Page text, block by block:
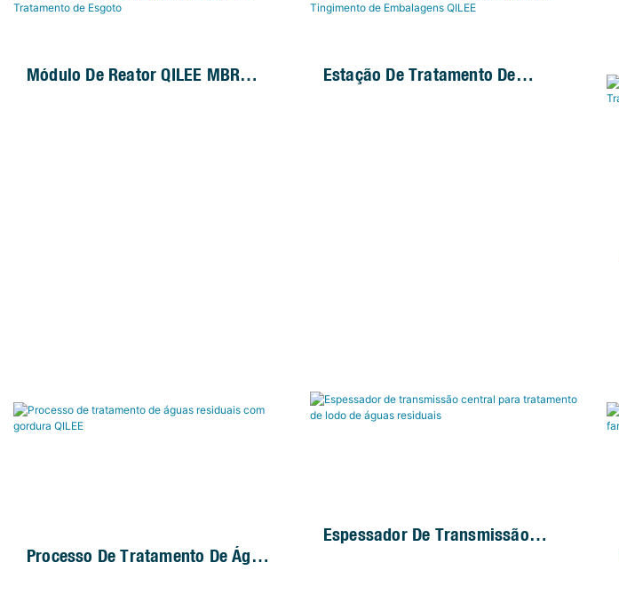
Módulo De Reator QILEE MBR
Estação De Tratamento De
Processo De Tratamento De Águas
Espessador De Transmissão